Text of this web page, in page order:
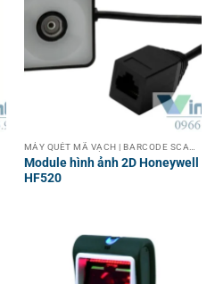
Module hình ảnh 2D Honeywell
HF520